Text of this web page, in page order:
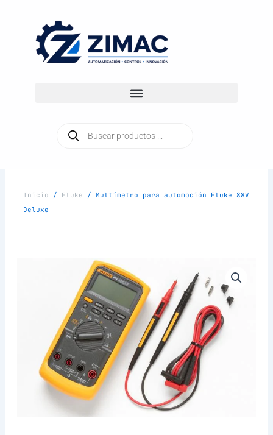
contenido
productos
Inicio / Fluke / Multímetro para automoción Fluke 88V
Deluxe